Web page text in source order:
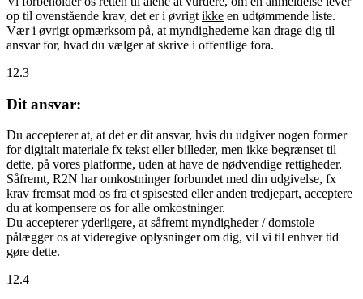
op til ovenstående krav, det er i øvrigt ikke en udtømmende liste.
Vær i øvrigt opmærksom på, at myndighederne kan drage dig til
ansvar for, hvad du vælger at skrive i offentlige fora.
12.3
Dit ansvar:
Du accepterer at, at det er dit ansvar, hvis du udgiver nogen former
for digitalt materiale fx tekst eller billeder, men ikke begrænset til
dette, på vores platforme, uden at have de nødvendige rettigheder.
Såfremt, R2N har omkostninger forbundet med din udgivelse, fx
krav fremsat mod os fra et spisested eller anden tredjepart, acceptere
du at kompensere os for alle omkostninger.
Du accepterer yderligere, at såfremt myndigheder / domstole
pålægger os at videregive oplysninger om dig, vil vi til enhver tid
gøre dette.
12.4